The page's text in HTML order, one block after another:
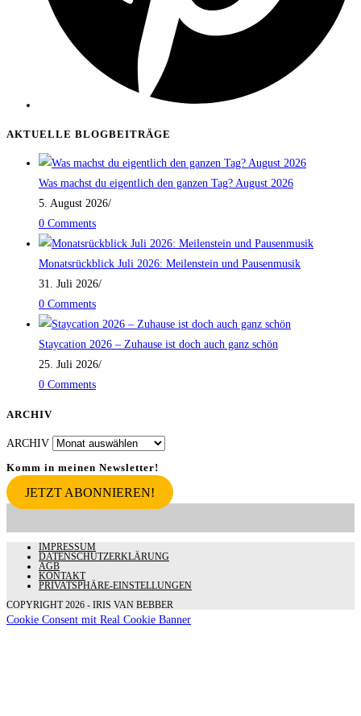
AKTUELLE BLOGBEITRÄGE
Was machst du eigentlich den ganzen Tag? August 2026
5. August 2026/
0 Comments
Monatsrückblick Juli 2026: Meilenstein und Pausenmusik
31. Juli 2026/
0 Comments
Staycation 2026 – Zuhause ist doch auch ganz schön
25. Juli 2026/
0 Comments
ARCHIV
ARCHIV
Komm in meinen Newsletter!
JETZT ABONNIEREN!
IMPRESSUM
DATENSCHUTZERKLÄRUNG
AGB
KONTAKT
PRIVATSPHÄRE-EINSTELLUNGEN
COPYRIGHT 2026 - IRIS VAN BEBBER
Cookie Consent mit Real Cookie Banner